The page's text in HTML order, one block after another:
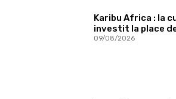
Karibu Africa : la
investit la place
09/08/2026